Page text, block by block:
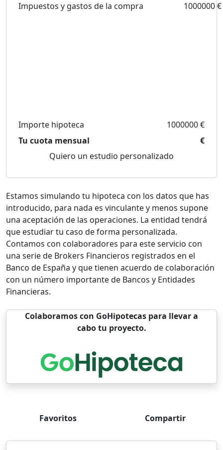
Impuestos y gastos de la compra 1000000 €
Importe hipoteca
1000000 €
Tu cuota mensual
€
Quiero un estudio personalizado
Estamos simulando tu hipoteca con los datos que has
introducido, para nada es vinculante y menos supone
una aceptación de las operaciones. La entidad tendrá
que estudiar tu caso de forma personalizada.
Contamos con colaboradores para este servicio con
una serie de Brokers Financieros registrados en el
Banco de España y que tienen acuerdo de colaboración
con un número importante de Bancos y Entidades
Financieras.
Colaboramos con GoHipotecas para llevar a
cabo tu proyecto.
Favoritos Compartir